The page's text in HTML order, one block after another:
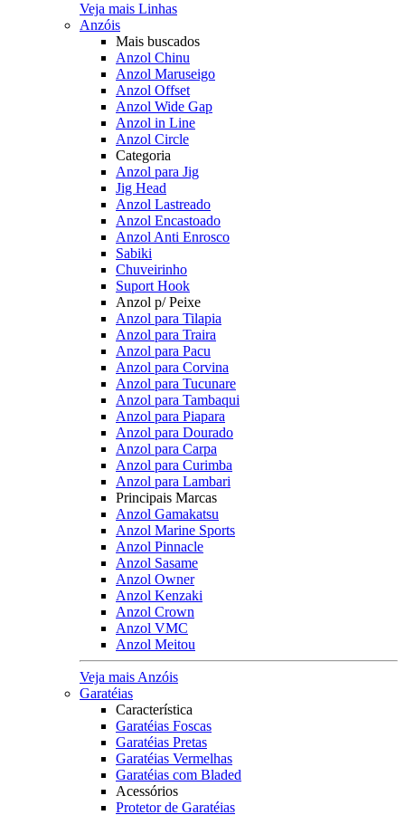
Veja mais Linhas
Anzóis
Mais buscados
Anzol Chinu
Anzol Maruseigo
Anzol Offset
Anzol Wide Gap
Anzol in Line
Anzol Circle
Categoria
Anzol para Jig
Jig Head
Anzol Lastreado
Anzol Encastoado
Anzol Anti Enrosco
Sabiki
Chuveirinho
Suport Hook
Anzol p/ Peixe
Anzol para Tilapia
Anzol para Traira
Anzol para Pacu
Anzol para Corvina
Anzol para Tucunare
Anzol para Tambaqui
Anzol para Piapara
Anzol para Dourado
Anzol para Carpa
Anzol para Curimba
Anzol para Lambari
Principais Marcas
Anzol Gamakatsu
Anzol Marine Sports
Anzol Pinnacle
Anzol Sasame
Anzol Owner
Anzol Kenzaki
Anzol Crown
Anzol VMC
Anzol Meitou
Veja mais Anzóis
Garatéias
Característica
Garatéias Foscas
Garatéias Pretas
Garatéias Vermelhas
Garatéias com Bladed
Acessórios
Protetor de Garatéias